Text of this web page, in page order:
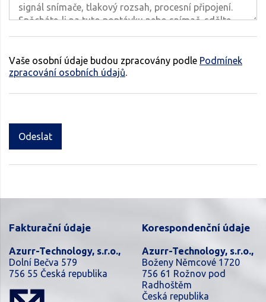
Vaše osobní údaje budou zpracovány podle Podmínek
zpracování osobních údajů
Odeslat
Fakturační údaje
Azurr-Technology, s.r.o.,
Dolní Bečva 579
756 55 Česká republika
Korespondenční údaje
Azurr-Technology, s.r.o.,
Boženy Němcové 1720
756 61 Rožnov pod
Radhoštěm
Česká republika